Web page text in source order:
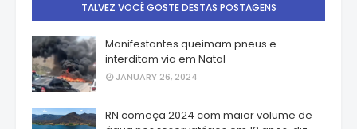
TALVEZ VOCÊ GOSTE DESTAS POSTAGENS
Manifestantes queimam pneus e
interditam via em Natal
JANUARY 26, 2024
RN começa 2024 com maior volume de